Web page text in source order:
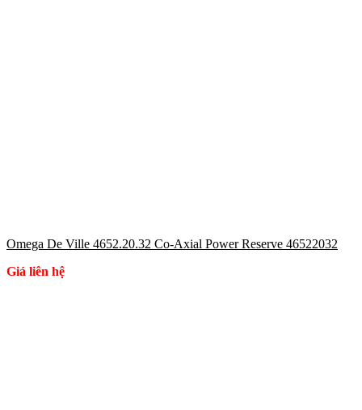
Omega De Ville 4652.20.32 Co-Axial Power Reserve 46522032
Giá liên hệ